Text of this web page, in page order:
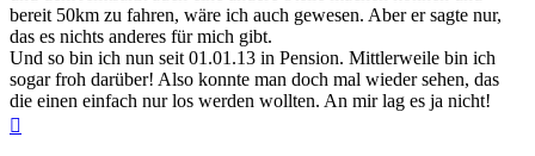
bereit 50km zu fahren, wäre ich auch gewesen. Aber er sagte nur,
das es nichts anderes für mich gibt.
Und so bin ich nun seit 01.01.13 in Pension. Mittlerweile bin ich
sogar froh darüber! Also konnte man doch mal wieder sehen, das
die einen einfach nur los werden wollten. An mir lag es ja nicht!